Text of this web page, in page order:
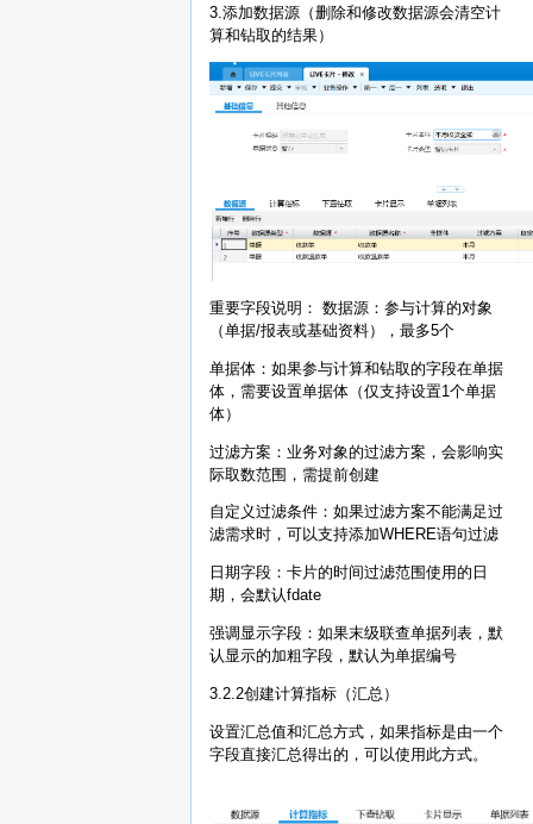
3.添加数据源（删除和修改数据源会清空计
算和钻取的结果）
重要字段说明： 数据源：参与计算的对象
（单据/报表或基础资料），最多5个
单据体：如果参与计算和钻取的字段在单据
体，需要设置单据体（仅支持设置1个单据
体）
过滤方案：业务对象的过滤方案，会影响实
际取数范围，需提前创建
自定义过滤条件：如果过滤方案不能满足过
滤需求时，可以支持添加WHERE语句过滤
日期字段：卡片的时间过滤范围使用的日
期，会默认fdate
强调显示字段：如果末级联查单据列表，默
认显示的加粗字段，默认为单据编号
3.2.2创建计算指标（汇总）
设置汇总值和汇总方式，如果指标是由一个
字段直接汇总得出的，可以使用此方式。